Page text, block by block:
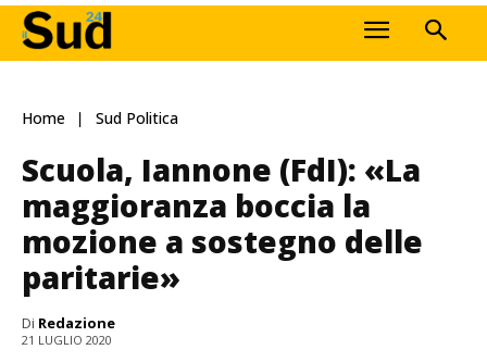
Home Sud Politica
Scuola, Iannone (FdI): «La
maggioranza boccia la
mozione a sostegno delle
paritarie»
Di Redazione
21 LUGLIO 2020